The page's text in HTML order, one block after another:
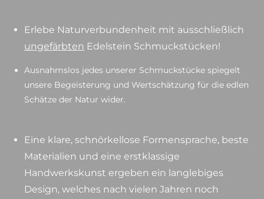
Erlebe Naturverbundenheit mit ausschließlich
ungefärbten Edelstein Schmuckstücken!
Ausnahmslos jedes unserer Schmuckstücke spiegelt
unsere Begeisterung und Wertschätzung für die edlen
Schätze der Natur wider.
Eine klare, schnörkellose Formensprache, beste
Materialien und eine erstklassige
Handwerkskunst ergeben ein langlebiges
Design, welches nach vielen Jahren noch